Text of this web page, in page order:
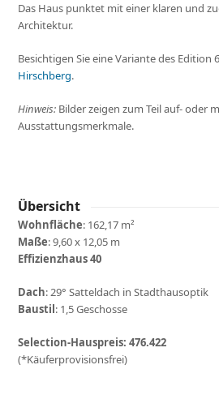
Das Haus punktet mit einer klaren und
Architektur.
Besichtigen Sie eine Variante des Edition
Hirschberg.
Hinweis: Bilder zeigen zum Teil auf- oder
Ausstattungsmerkmale.
Übersicht
Wohnfläche: 162,17 m²
Maße: 9,60 x 12,05 m
Effizienzhaus 40
Dach: 29° Satteldach in Stadthausoptik
Baustil: 1,5 Geschosse
Selection-Hauspreis: 476.422
(*Käuferprovisionsfrei)